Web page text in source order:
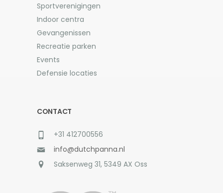
Sportverenigingen
Indoor centra
Gevangenissen
Recreatie parken
Events
Defensie locaties
CONTACT
+31 412700556
info@dutchpanna.nl
Saksenweg 31, 5349 AX Oss